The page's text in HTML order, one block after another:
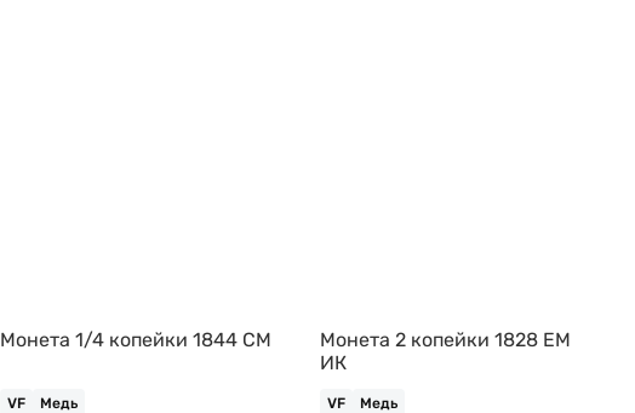
Монета 1/4 копейки 1844 СМ
VF Медь
Монета 2 копейки 1828 ЕМ
ИК
VF Медь